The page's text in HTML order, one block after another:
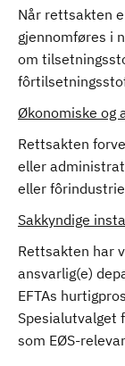
Når rettsakten
gjennomføres i
om
Økonomiske og
Rettsakten
eller
eller
Sakkyndige
Rettsakten har
ansvarlig(e)
EFTAs
Spesialutvalget
som EØS-